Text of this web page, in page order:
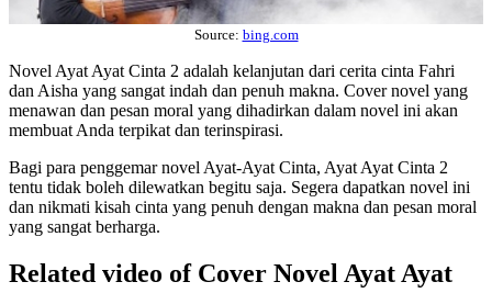
Source: bing.com
Novel Ayat Ayat Cinta 2 adalah kelanjutan dari cerita cinta Fahri
dan Aisha yang sangat indah dan penuh makna. Cover novel yang
menawan dan pesan moral yang dihadirkan dalam novel ini akan
membuat Anda terpikat dan terinspirasi.
Bagi para penggemar novel Ayat-Ayat Cinta, Ayat Ayat Cinta 2
tentu tidak boleh dilewatkan begitu saja. Segera dapatkan novel ini
dan nikmati kisah cinta yang penuh dengan makna dan pesan moral
yang sangat berharga.
Related video of Cover Novel Ayat Ayat